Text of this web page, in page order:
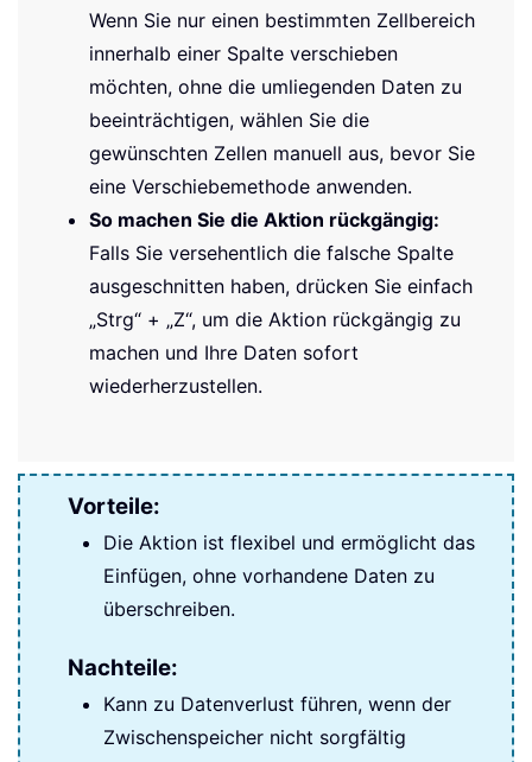
Wenn Sie nur einen bestimmten Zellbereich
innerhalb einer Spalte verschieben
möchten, ohne die umliegenden Daten zu
beeinträchtigen, wählen Sie die
gewünschten Zellen manuell aus, bevor Sie
eine Verschiebemethode anwenden.
So machen Sie die Aktion rückgängig:
Falls Sie versehentlich die falsche Spalte
ausgeschnitten haben, drücken Sie einfach
„Strg“ + „Z“, um die Aktion rückgängig zu
machen und Ihre Daten sofort
wiederherzustellen.
Vorteile:
Die Aktion ist flexibel und ermöglicht das
Einfügen, ohne vorhandene Daten zu
überschreiben.
Nachteile:
Kann zu Datenverlust führen, wenn der
Zwischenspeicher nicht sorgfältig